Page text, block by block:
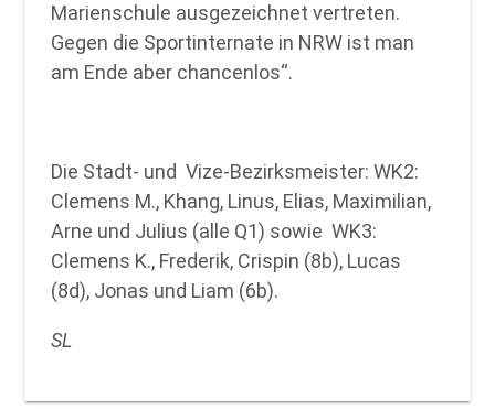
Marienschule ausgezeichnet vertreten.
Gegen die Sportinternate in NRW ist man
am Ende aber chancenlos“.
Die Stadt- und Vize-Bezirksmeister: WK2:
Clemens M., Khang, Linus, Elias, Maximilian,
Arne und Julius (alle Q1) sowie WK3:
Clemens K., Frederik, Crispin (8b), Lucas
(8d), Jonas und Liam (6b).
SL